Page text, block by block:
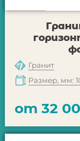
Гранит
Размер, мм:
от 32